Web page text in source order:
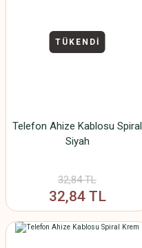
TÜKENDİ
Telefon Ahize Kablosu Spiral
Siyah
32,84 TL
32,84 TL